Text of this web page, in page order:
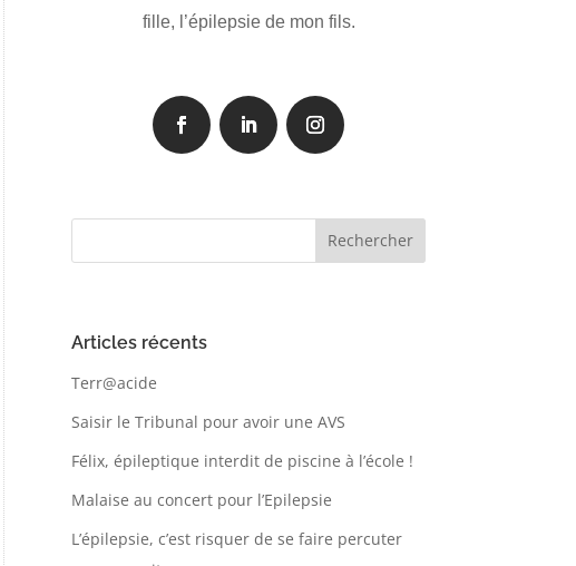
fille, l’épilepsie de mon fils.
Articles récents
Terr@acide
Saisir le Tribunal pour avoir une AVS
Félix, épileptique interdit de piscine à l’école !
Malaise au concert pour l’Epilepsie
L’épilepsie, c’est risquer de se faire percuter